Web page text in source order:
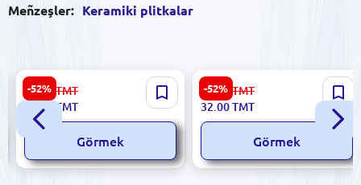
Meñzeşler: Keramiki plitkalar
-52%
Polcolorit 5900499043043 |
Keramiki Plitka 250x500 mm
Charme Bordo DN
67.00 TMT
32.00
TMT
Görmek
-52%
Sinfonia 8435020000025 |
Keramiki Plitka 20x33sm
Krem Ýalpyldawuk
67.00 TMT
32.00TMT
Görmek